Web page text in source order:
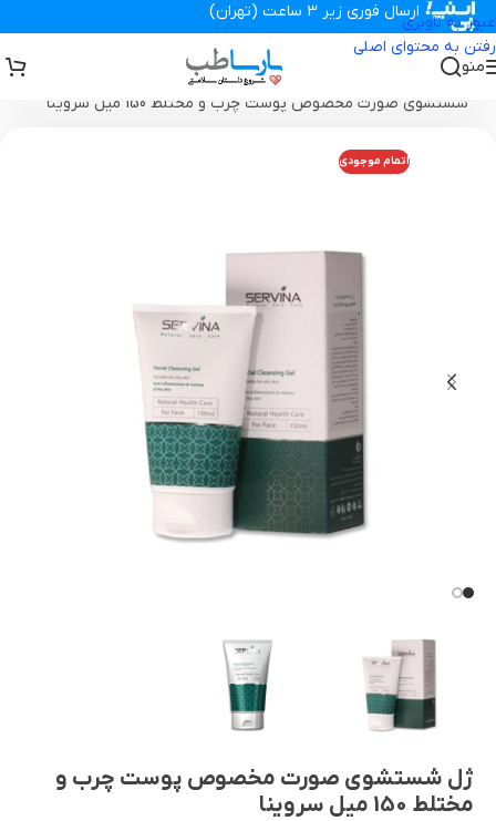
عبور به ناوبری
رفتن به محتوای اصلی
ارسال فوری زیر 3 ساعت (تهران)
منو
تجهیزات پزشکی پارساطب محصولات بهداشتی
ژل
شستشوی صورت مخصوص پوست چرب و مختلط 150 میل سروینا
اتمام موجودی
ژل شستشوی صورت مخصوص پوست چرب و
مختلط 150 میل سروینا